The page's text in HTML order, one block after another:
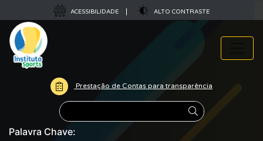
ACESSIBILIDADE ALTO CONTRASTE
Prestação de Contas para transparência
Pesquisar
Palavra Chave: